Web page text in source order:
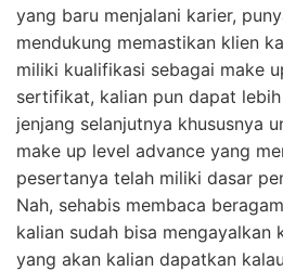
yang baru menjalani karier,
mendukung memastikan klien
miliki kualifikasi sebagai make
sertifikat, kalian pun dapat
jenjang selanjutnya khususnya
make up level advance yang
pesertanya telah miliki dasar
Nah, sehabis membaca
kalian sudah bisa mengayalkan
yang akan kalian dapatkan